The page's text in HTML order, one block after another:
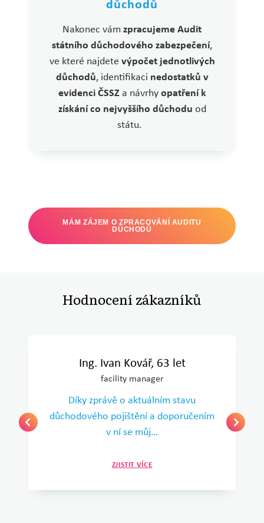
důchodů
Nakonec vám zpracujeme Audit
státního důchodového zabezpečení,
ve které najdete výpočet jednotlivých
důchodů, identifikaci nedostatků v
evidenci ČSSZa návrhyopatření k
získání co nejvyššího důchodu od
státu.
MÁM ZÁJEM O ZPRACOVÁNÍ AUDITU
DŮCHODŮ
Hodnocení zákazníků
Ing. Ivan Kovář, 63 let
facility manager
Díky zprávě o aktuálním stavu
důchodového pojištění a doporučením
v ní se můj…
ZJISTIT VÍCE